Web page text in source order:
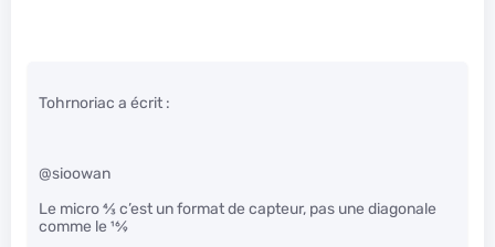
Tohrnoriac a écrit :
@sioowan
Le micro4⁄3c’est un format de capteur, pas une diagonale
comme le 16⁄9